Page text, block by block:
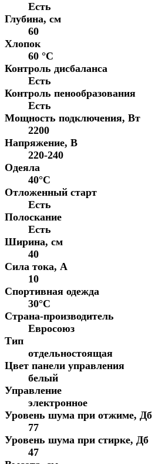
Есть
Глубина, см
60
Хлопок
60 °С
Контроль дисбаланса
Есть
Контроль пенообразования
Есть
Мощность подключения, Вт
2200
Напряжение, В
220-240
Одеяла
40°C
Отложенный старт
Есть
Полоскание
Есть
Ширина, см
40
Сила тока, А
10
Спортивная одежда
30°C
Страна-производитель
Евросоюз
Тип
отдельностоящая
Цвет панели управления
белый
Управление
электронное
Уровень шума при отжиме, Дб
77
Уровень шума при стирке, Дб
47